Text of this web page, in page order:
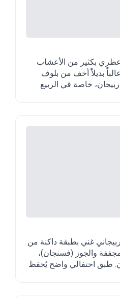
بكثير من الأعشاب
بديلاً أخف من بلوف
خاصة في الربيع
غني بطبقة داكنة من
والجوز (فسنجان)،
طبق احتفالي واضح يُحفظ